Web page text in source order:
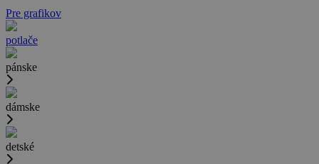
Pre grafikov
potlače
pánske
dámske
detské